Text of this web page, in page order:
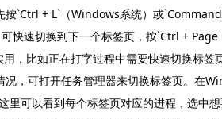
`Ctrl + L`（Windows系统）或
速切换到下一个标签页，按`Ctrl +
，比如正在打字过程中需要快速切换标签
，可打开任务管理器来切换标签页。在
里可以看到每个标签页对应的进程，选中